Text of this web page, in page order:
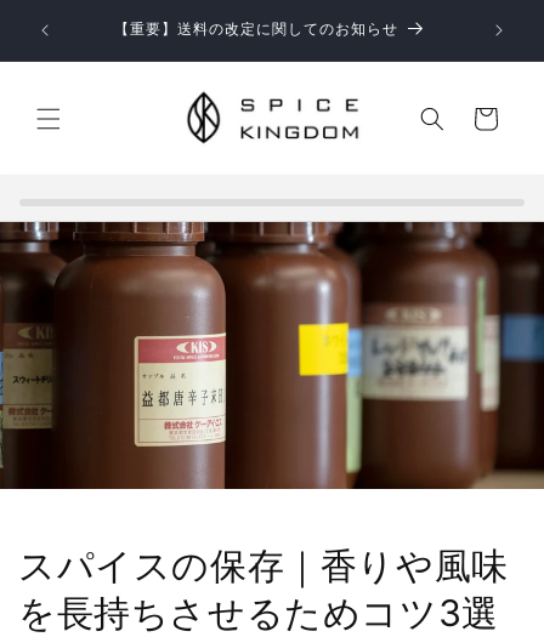
ンツに
【重要】送料の改定に関してのお知らせ
ー
スパイスの保存｜香りや風味
を長持ちさせるためコツ3選